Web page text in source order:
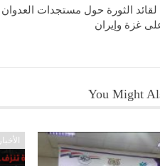
لقائد الثورة حول مستجدات العدوان
غزة وإيران
You Might
الأخبار